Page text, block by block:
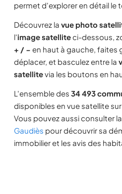
permet d'explorer en détail le
Découvrez la vue photo
l'image satelliteci-dessous,
+ / − en haut à gauche, faites
déplacer, et basculez entre la
satellitevia les boutons en
L'ensemble des 34 493
disponibles en vue satellite sur
Vous pouvez aussi consulter la
Gaudiès pour découvrir sa
immobilier et les avis des